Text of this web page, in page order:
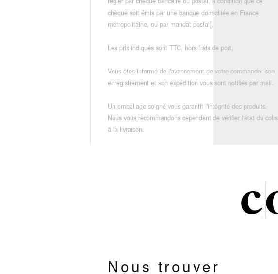
chèque soit émis par une banque domiciliée en France
métropolitaine, ou par mandat postal),
Les prix indiqués sont TTC, hors frais de port,
Vous êtes informé de l'avancement de votre commande: son
enregistrement et son expédition vous sont notifiés par mail.
Un emballage soigné vous garantit l'intégrité des produits.
Nous vous recommandons cependant de vérifier l'état du colis
à la livraison.
Nous trouver